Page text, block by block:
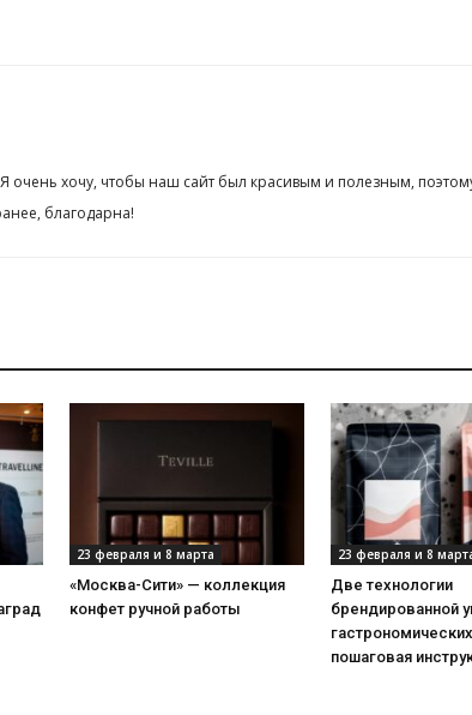
очень хочу, чтобы наш сайт был красивым и полезным,
благодарна!
23 февраля и 8 марта
«Москва-Сити» — коллекция
конфет ручной работы
23 февраля и 8
Две технологии
брендированной
пошаговая